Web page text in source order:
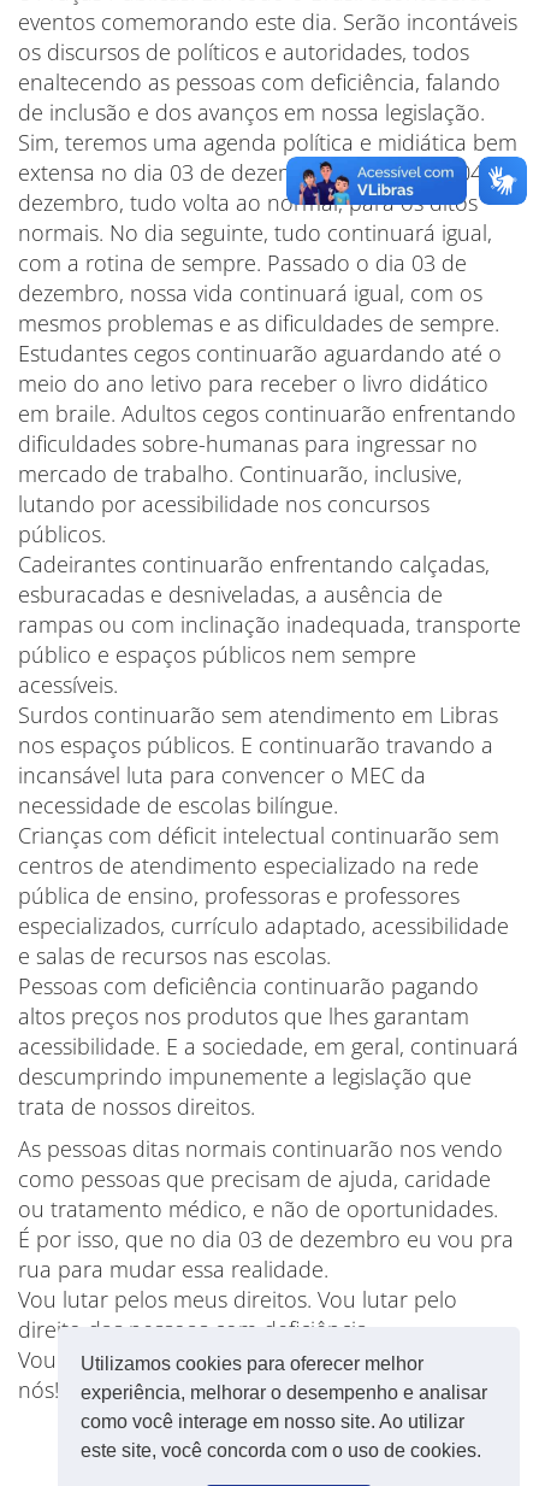
Utilizamos cookies para oferecer melhor
experiência, melhorar o desempenho e analisar
como você interage em nosso site. Ao utilizar
este site, você concorda com o uso de cookies.
eventos comemorando este dia. Serão incontáveis
os discursos de políticos e autoridades, todos
enaltecendo as pessoas com deficiência, falando
de inclusão e dos avanços em nossa legislação.
Sim, teremos uma agenda política e midiática bem
extensa no dia 03 de dezembro. Mas no dia 04 de
dezembro, tudo volta ao normal, para os ditos
normais. No dia seguinte, tudo continuará igual,
com a rotina de sempre. Passado o dia 03 de
dezembro, nossa vida continuará igual, com os
mesmos problemas e as dificuldades de sempre.
Estudantes cegos continuarão aguardando até o
meio do ano letivo para receber o livro didático
em braile. Adultos cegos continuarão enfrentando
dificuldades sobre-humanas para ingressar no
mercado de trabalho. Continuarão, inclusive,
lutando por acessibilidade nos concursos
públicos.
Cadeirantes continuarão enfrentando calçadas,
esburacadas e desniveladas, a ausência de
rampas ou com inclinação inadequada, transporte
público e espaços públicos nem sempre
acessíveis.
Surdos continuarão sem atendimento em Libras
nos espaços públicos. E continuarão travando a
incansável luta para convencer o MEC da
necessidade de escolas bilíngue.
Crianças com déficit intelectual continuarão sem
centros de atendimento especializado na rede
pública de ensino, professoras e professores
especializados, currículo adaptado, acessibilidade
e salas de recursos nas escolas.
Pessoas com deficiência continuarão pagando
altos preços nos produtos que lhes garantam
acessibilidade. E a sociedade, em geral, continuará
descumprindo impunemente a legislação que
trata de nossos direitos.
As pessoas ditas normais continuarão nos vendo
como pessoas que precisam de ajuda, caridade
ou tratamento médico, e não de oportunidades.
É por isso, que no dia 03 de dezembro eu vou pra
rua para mudar essa realidade.
Vou lutar pelos meus direitos. Vou lutar pelo
direito das pessoas com deficiência.
Vou pra rua para exigir: “Nada sobre nós, sem
nós!”